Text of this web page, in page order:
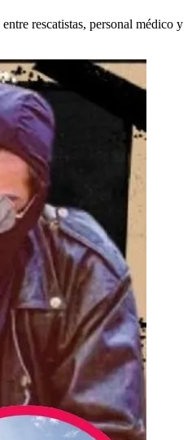
rescatistas, personal médico y